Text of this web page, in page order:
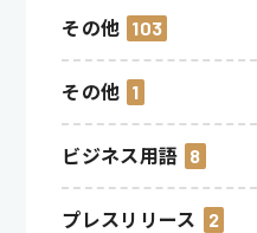
その他 103
その他 1
ビジネス用語 8
プレスリリース 2